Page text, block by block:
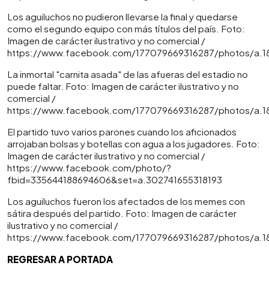
Los aguiluchos no pudieron llevarse la final y quedarse
como el segundo equipo con más títulos del país. Foto:
Imagen de carácter ilustrativo y no comercial /
https://www.facebook.com/177079669316287/photos/
La inmortal "carnita asada" de las afueras del estadio no
puede faltar. Foto: Imagen de carácter ilustrativo y no
comercial /
https://www.facebook.com/177079669316287/photos/
El partido tuvo varios parones cuando los aficionados
arrojaban bolsas y botellas con agua a los jugadores. Foto:
Imagen de carácter ilustrativo y no comercial /
https://www.facebook.com/photo/?
fbid=335644188694606&set=a.302741655318193
Los aguiluchos fueron los afectados de los memes con
sátira después del partido. Foto: Imagen de carácter
ilustrativo y no comercial /
https://www.facebook.com/177079669316287/photos/
REGRESAR A PORTADA